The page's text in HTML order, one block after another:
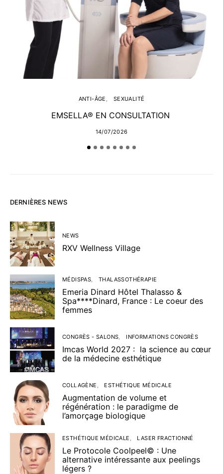
ANTI-ÂGE SEXUALITÉ
EMSELLA® EN CONSULTATION
14/07/2026
DERNIÈRES NEWS
NEWS
RXV Wellness Village
MÉDISPAS THALASSOTHÉRAPIE
Emeria Dinard Hôtel Thalasso &
Spa****Dinard, France : Le coeur des
femmes
CONGRÈS - SALONS INFORMATIONS CONGRÈS
Imcas World 2027 : la science au cœur
de la médecine esthétique
COLLAGÈNE ESTHÉTIQUE MÉDICALE
Augmentation de volume et
régénération : le paradigme de
l’amorçage biologique
ESTHÉTIQUE MÉDICALE LASER FRACTIONNÉ
Le Protocole Coolpeel© : Une
alternative intéressante aux peelings
légers ?